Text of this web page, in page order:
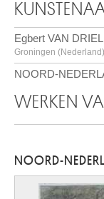
Egbert VAN
Groningen
NOORD-
WERKEN
NOORD-